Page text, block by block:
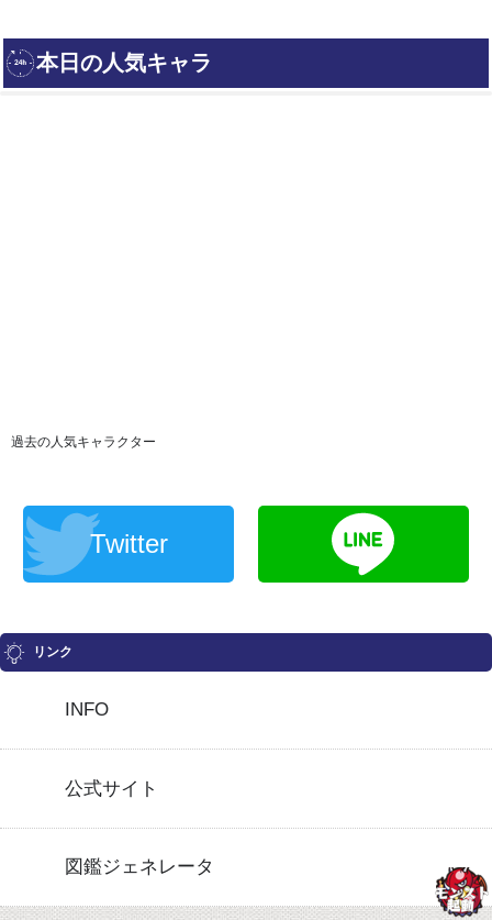
過去の人気キャラクター
Twitter
リンク
INFO
公式サイト
図鑑ジェネレータ